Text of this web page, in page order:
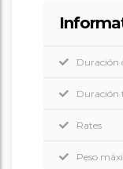
Duración
Duración
Rates
Peso